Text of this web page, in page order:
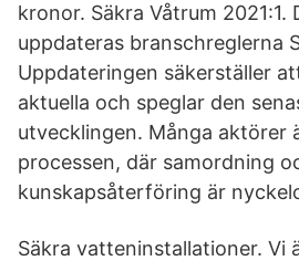
kronor. Säkra Våtrum 2021:1.
uppdateras branschreglerna
Uppdateringen säkerställer
aktuella och speglar den
utvecklingen. Många aktörer
processen, där samordning
kunskapsåterföring är
Säkra vatteninstallationer. Vi